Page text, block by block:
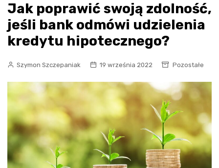
Jak poprawić swoją zdolność,
jeśli bank odmówi udzielenia
kredytu hipotecznego?
Szymon Szczepaniak 19 września 2022 Pozostałe